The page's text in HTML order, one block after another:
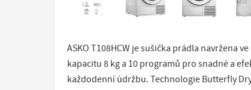
ASKO T108HCW je sušička prádla navržena
kapacitu 8 kg a 10 programů pro snadné a
každodenní údržbu. Technologie Butterfly